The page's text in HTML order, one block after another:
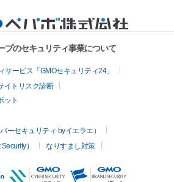
プのセキュリティ事業について
ービス「GMOセキュリティ24」
イトリスク診断
ット
ーセキュリティ byイエラエ）
）
なりすまし対策